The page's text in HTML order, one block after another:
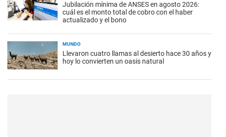
Jubilación mínima de ANSES en agosto 2026:
cuál es el monto total de cobro con el haber
actualizado y el bono
MUNDO
Llevaron cuatro llamas al desierto hace 30 años y
hoy lo convierten un oasis natural